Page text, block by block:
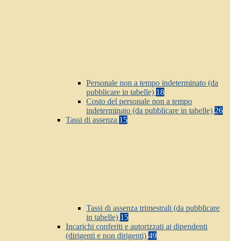
Personale non a tempo indeterminato (da
pubblicare in tabelle) 18
Costo del personale non a tempo
indeterminato (da pubblicare in tabelle) 26
Tassi di assenza 15
Tassi di assenza trimestrali (da pubblicare
in tabelle) 15
Incarichi conferiti e autorizzati ai dipendenti
(dirigenti e non dirigenti) 49